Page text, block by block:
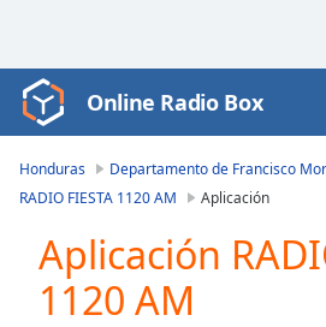
Video
Player
loading.
Video
Play
Skip
Backward
Online Radio Box
Honduras Departamento de Francisco
RADIO FIESTA 1120 AM
Aplicación
Aplicación
1120 AM